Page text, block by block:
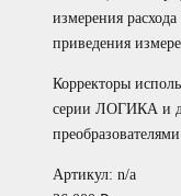
измерения
приведения
Корректоры
серии ЛОГИКА и
Артикул: n/a